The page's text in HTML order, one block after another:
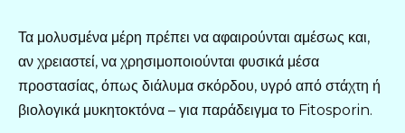
Τα μολυσμένα μέρη πρέπει να αφαιρούνται αμέσως και,
αν χρειαστεί, να χρησιμοποιούνται φυσικά μέσα
προστασίας, όπως διάλυμα σκόρδου, υγρό από στάχτη ή
βιολογικά μυκητοκτόνα – για παράδειγμα το Fitosporin.